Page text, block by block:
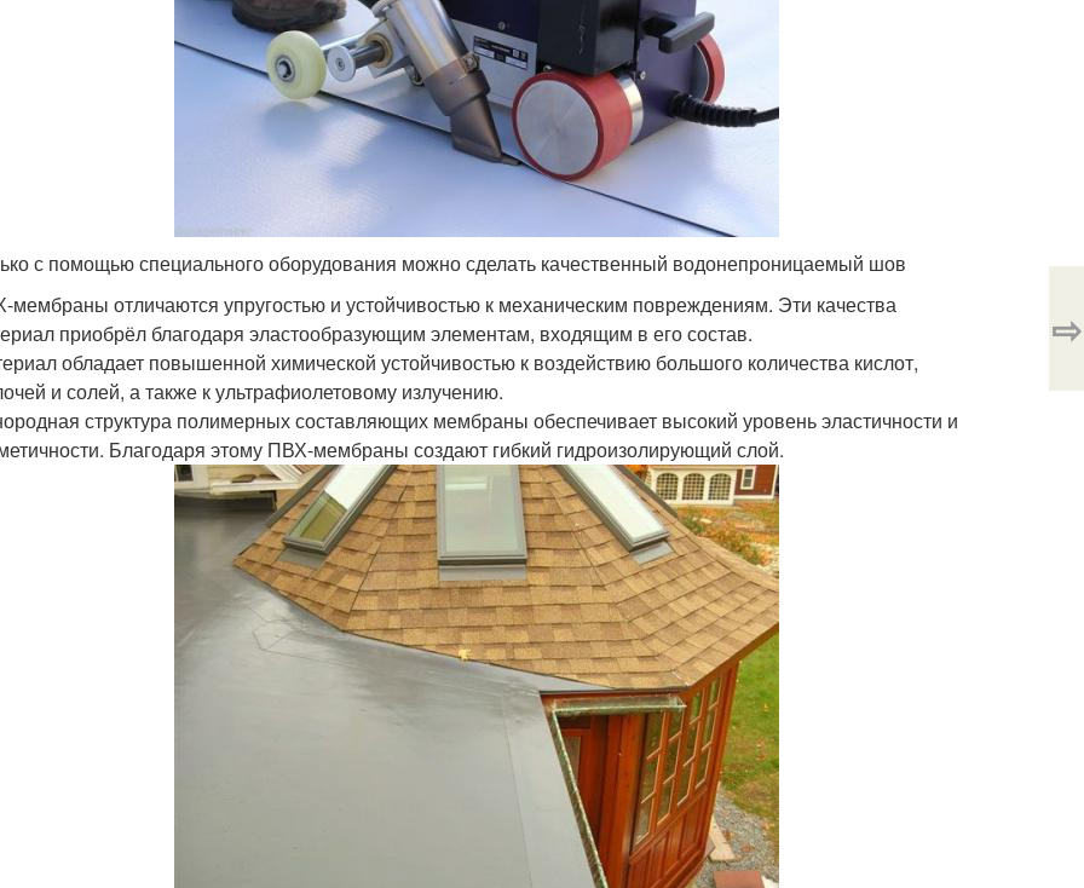
с помощью специального оборудования можно сделать качественный водонепроницаемый шов
мембраны отличаются упругостью и устойчивостью к механическим повреждениям. Эти качества
приобрёл благодаря эластообразующим элементам, входящим в его состав.
обладает повышенной химической устойчивостью к воздействию большого количества кислот,
и солей, а также к ультрафиолетовому излучению.
структура полимерных составляющих мембраны обеспечивает высокий уровень эластичности и
Благодаря этому ПВХ-мембраны создают гибкий гидроизолирующий слой.
⇨